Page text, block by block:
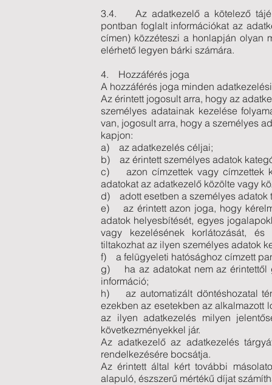
3.4. Az adatkezelő a kötelező
pontban foglalt információkat az
címen) közzéteszi a honlapján olyan
elérhető legyen bárki számára.
4. Hozzáférés joga
A hozzáférés joga minden
Az érintett jogosult arra, hogy az
személyes adatainak kezelése
van, jogosult arra, hogy a személyes
kapjon:
a) az adatkezelés céljai;
b) az érintett személyes adatok
c) azon címzettek vagy címzettek
adatokat az adatkezelő közölte vagy
d) adott esetben a személyes adatok
e) az érintett azon joga, hogy
adatok helyesbítését, egyes
vagy kezelésének korlátozását,
tiltakozhat az ilyen személyes adatok
f) a felügyeleti hatósághoz címzett
g) ha az adatokat nem az érintettől
információ;
h) az automatizált döntéshozatal
ezekben az esetekben az alkalmazott
az ilyen adatkezelés milyen
következményekkel jár.
Az adatkezelő az adatkezelés
rendelkezésére bocsátja.
Az érintett által kért további
alapuló, észszerű mértékű díjat